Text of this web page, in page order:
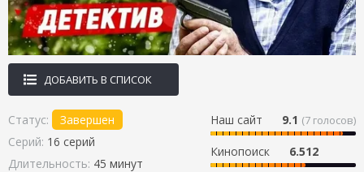
ДОБАВИТЬ В СПИСОК
Наш сайт 9.1 (7 голосов)
Кинопоиск 6.512
Статус:
Завершен
Серий: 16 серий
Длительность: 45 минут